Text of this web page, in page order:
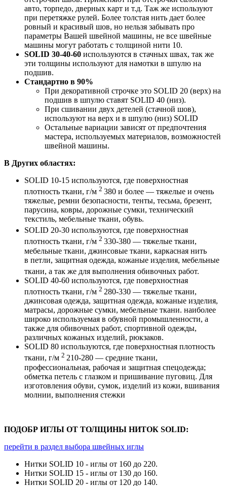
Условный номер :20
Количество цветов :82
Материал: полиэстер 100%
Конструкция: непрерывная мультифиламентная
(комплексная) нить
Прочность на разрыв, cN :9800
Разрывное удлинение, % :13-20
Варианты намотки:
Намотка (м) :600
Намотка (м) :2500
Рекомендуемый размер иглы (мин), Nm :120
Рекомендуемый размер иглы (макс), Nm :140
Линейная плотность исходной пряжи и кол-во
сложений, dtex :450*3
Линейная плотность, Nm :22/3
Страна производитель: Китай
ПРИМЕНЕНИЕ
В Автотюнинге:
SOLID10-15-20используются для декоративной
отстрочки швов. Применяют при отстрочки салонов
авто, торпедо, дверных карт и т.д. Таж же используют
при перетяжке рулей. Более толстая нить дает более
ровный и красивый шов, но нельзя забывать про
параметры Вашей швейной машины, не все швейные
машины могут работать с толщиной нити 10.
SOLID30-40-60используются в стачных швах, так же
эти толщины используют для намотки в шпулю на
подшив.
Стандартно в 90%
При декоративной строчке это SOLID 20 (верх) на
подшив в шпулю ставят SOLID 40 (низ).
При сшивании двух детелей (стачной шов),
используют на верх и в шпулю (низ) SOLID
Остальные вариации зависят от предпочтения
мастера, используемых материалов, возможностей
швейной машины.
В Других областях:
SOLID 10-15 используются, где поверхностная
плотность ткани, г/м 2380 и более — тяжелые и очень
SOLID 20-30 используются, где поверхностная
плотность ткани, г/м 330-380 — тяжелые ткани,
в петли, защитная одежда, кожаные изделия, мебельные
ткани, а так же для выполнения обивочных работ.